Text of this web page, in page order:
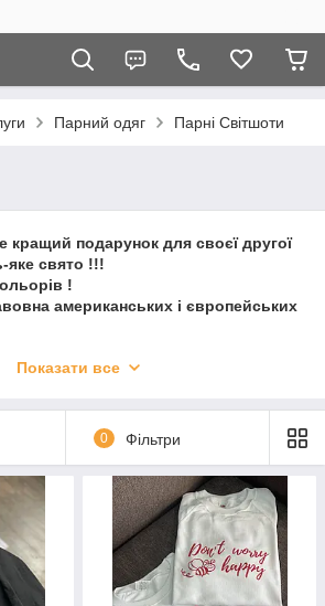
Парний одяг Парні Світшоти
кращий подарунок для своєї другої
яке свято !!!
!
американських і європейських
будь-якого іншого тексту.
вашу ідею ))
розмірів ,квітів і т. д.) просимо
!
Показати все
0 Фільтри